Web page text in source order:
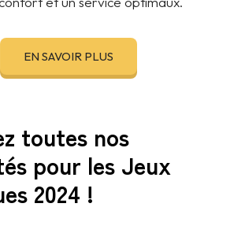
EN SAVOIR PLUS
toutes nos
pour les Jeux
2024 !